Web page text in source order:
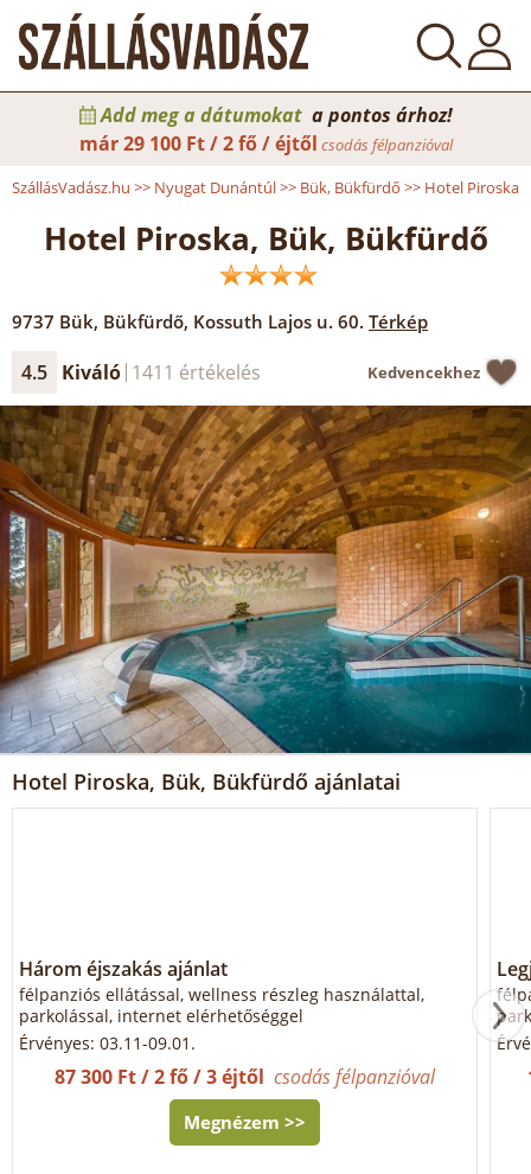
Add meg a dátumokat a pontos árhoz!
már29 100 Ft / 2 fő / éjtől csodás félpanzióval
SzállásVadász.hu >> Nyugat Dunántúl>> Bük, Bükfürdő >> Hotel Piroska
Hotel Piroska, Bük, Bükfürdő
9737 Bük, Bükfürdő, Kossuth Lajos u. 60. Térkép
4.5 Kiváló 1411 értékelés Kedvencekhez
Hotel Piroska, Bük, Bükfürdő ajánlatai
Három éjszakás ajánlat
félpanziós ellátással, wellness részleg használattal,
parkolással, internet elérhetőséggel
Érvényes: 03.11-09.01.
87 300 Ft / 2 fő / 3 éjtőlcsodás félpanzióval
Megnézem >>